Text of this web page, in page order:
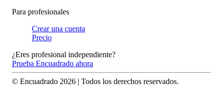
Para profesionales
Crear una cuenta
Precio
¿Eres profesional independiente?
Prueba Encuadrado ahora
© Encuadrado 2026 | Todos los derechos reservados.